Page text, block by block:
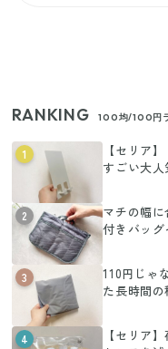
RANKING 100均/100円
1
【セリア
すごい大
2
マチの幅
付きバッグ
3
110円じゃ
た長時間
4
【セリア